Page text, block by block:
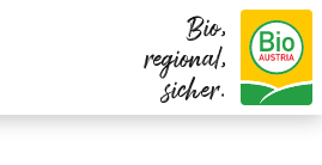
Bio,
regional,
sicher.